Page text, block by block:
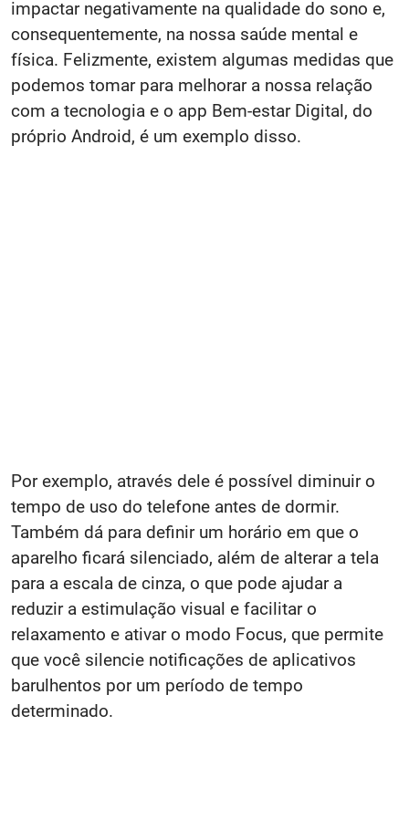
impactar negativamente na qualidade do sono e,
consequentemente, na nossa saúde mental e
física. Felizmente, existem algumas medidas que
podemos tomar para melhorar a nossa relação
com a tecnologia e o app Bem-estar Digital, do
próprio Android, é um exemplo disso.
Por exemplo, através dele é possível diminuir o
tempo de uso do telefone antes de dormir.
Também dá para definir um horário em que o
aparelho ficará silenciado, além de alterar a tela
para a escala de cinza, o que pode ajudar a
reduzir a estimulação visual e facilitar o
relaxamento e ativar o modo Focus, que permite
que você silencie notificações de aplicativos
barulhentos por um período de tempo
determinado.